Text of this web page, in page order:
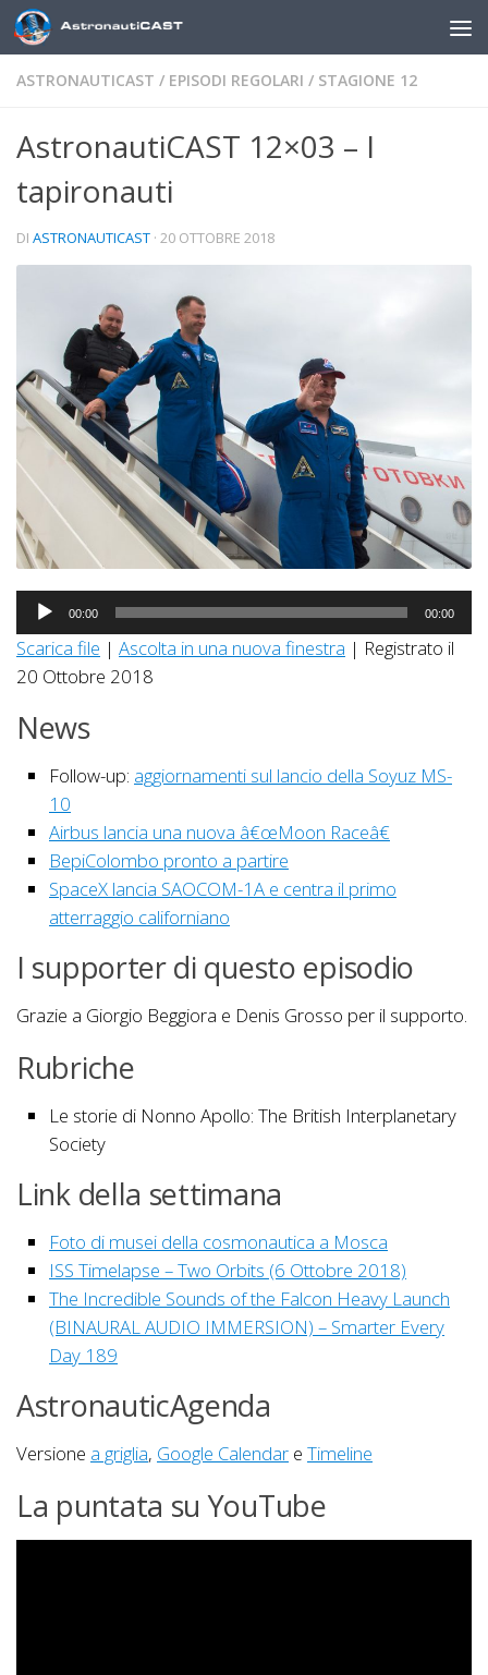
Sotto il contenuto
ASTRONAUTICAST / EPISODI REGOLARI / STAGIONE 12
AstronautiCAST 12×03 – I
tapironauti
DI ASTRONAUTICAST · 20 OTTOBRE 2018
Audio
Player
00:00 00:00
Scarica file | Ascolta in una nuova finestra | Registrato il
20 Ottobre 2018
News
Follow-up: aggiornamenti sul lancio della Soyuz MS-
10
Airbus lancia una nuova â€œMoon Raceâ€
BepiColombo pronto a partire
SpaceX lancia SAOCOM-1A e centra il primo
atterraggio californiano
I supporter di questo episodio
Grazie a Giorgio Beggiora e Denis Grosso per il supporto.
Rubriche
Le storie di Nonno Apollo: The British Interplanetary
Society
Link della settimana
Foto di musei della cosmonautica a Mosca
ISS Timelapse – Two Orbits (6 Ottobre 2018)
The Incredible Sounds of the Falcon Heavy Launch
(BINAURAL AUDIO IMMERSION) – Smarter Every
Day 189
AstronauticAgenda
Versione a griglia, Google Calendar e Timeline
La puntata su YouTube